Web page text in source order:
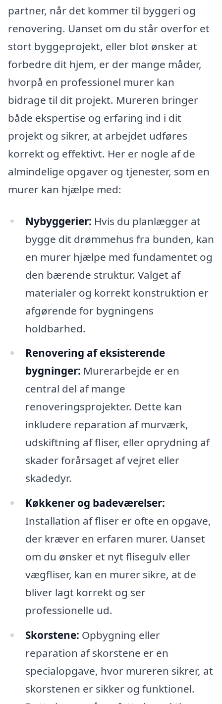
partner, når det kommer til byggeri og
renovering. Uanset om du står overfor et
stort byggeprojekt, eller blot ønsker at
forbedre dit hjem, er der mange måder,
hvorpå en professionel murer kan
bidrage til dit projekt. Mureren bringer
både ekspertise og erfaring ind i dit
projekt og sikrer, at arbejdet udføres
korrekt og effektivt. Her er nogle af de
almindelige opgaver og tjenester, som en
murer kan hjælpe med:
Nybyggerier: Hvis du planlægger at
bygge dit drømmehus fra bunden, kan
en murer hjælpe med fundamentet og
den bærende struktur. Valget af
materialer og korrekt konstruktion er
afgørende for bygningens
holdbarhed.
Renovering af eksisterende
bygninger: Murerarbejde er en
central del af mange
renoveringsprojekter. Dette kan
inkludere reparation af murværk,
udskiftning af fliser, eller oprydning af
skader forårsaget af vejret eller
skadedyr.
Køkkener og badeværelser:
Installation af fliser er ofte en opgave,
der kræver en erfaren murer. Uanset
om du ønsker et nyt flisegulv eller
vægfliser, kan en murer sikre, at de
bliver lagt korrekt og ser
professionelle ud.
Skorstene: Opbygning eller
reparation af skorstene er en
specialopgave, hvor mureren sikrer, at
skorstenen er sikker og funktionel.